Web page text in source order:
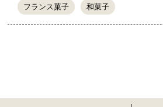
フランス菓子 和菓子